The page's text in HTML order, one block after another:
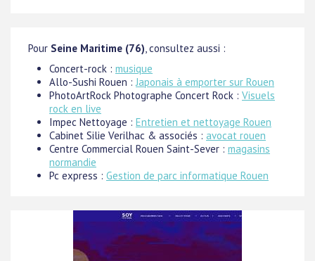
Pour Seine Maritime (76), consultez aussi :
Concert-rock : musique
Allo-Sushi Rouen :Japonais à emporter sur Rouen
PhotoArtRock Photographe Concert Rock : Visuels
rock en live
Impec Nettoyage : Entretien et nettoyage Rouen
Cabinet Silie Verilhac & associés : avocat rouen
Centre Commercial Rouen Saint-Sever : magasins
normandie
Pc express : Gestion de parc informatique Rouen